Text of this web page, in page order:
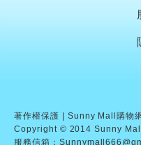
著作權保護 | Sunny Mall購物
Copyright © 2014 Sunny
服務信箱：